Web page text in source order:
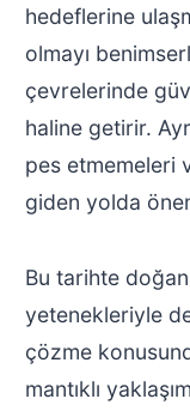
hedeflerine
olmayı
çevrelerinde
haline getirir.
pes etmemeleri
giden yolda
Bu tarihte
yetenekleriyle
çözme
mantıklı